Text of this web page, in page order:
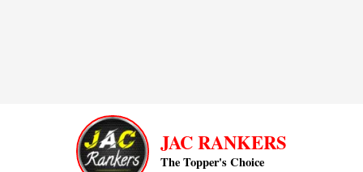
JAC RANKERS
The Topper's Choice